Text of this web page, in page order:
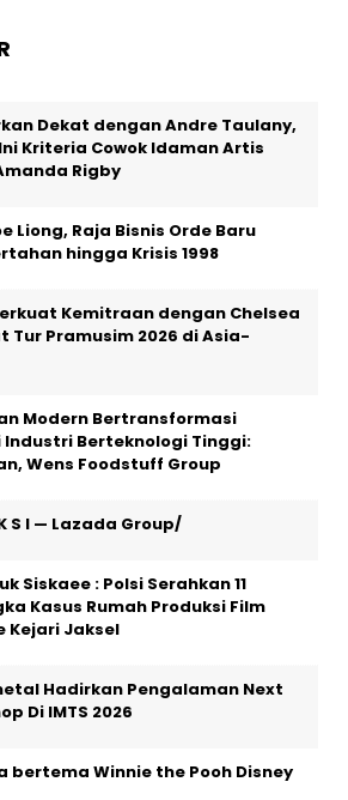
Dekat dengan Andre Taulany,
Kriteria Cowok Idaman Artis
Rigby
Liong, Raja Bisnis Orde Baru
hingga Krisis 1998
Kemitraan dengan Chelsea
Tur Pramusim 2026 di Asia-
Modern Bertransformasi
Industri Berteknologi Tinggi:
Wens Foodstuff Group
K S I — Lazada Group/
Siskaee : Polsi Serahkan 11
Kasus Rumah Produksi Film
Kejari Jaksel
Hadirkan Pengalaman Next
Di IMTS 2026
bertema Winnie the Pooh Disney